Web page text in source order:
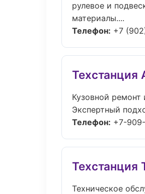
рулевое и
материалы....
Телефон: +7
Техстанция
Кузовной ремонт
Экспертный
Телефон: +7-
Техстанция
Техническое